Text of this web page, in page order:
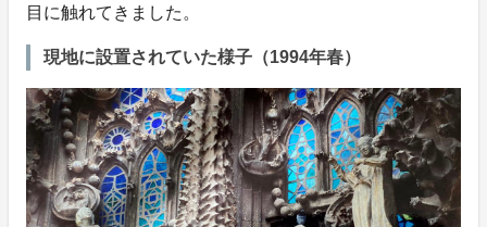
目に触れてきました。
現地に設置されていた様子（1994年春）